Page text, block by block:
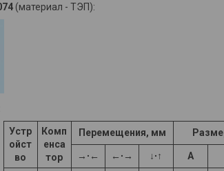
(материал - ТЭП):
Устр
ойст
во
Комп
енса
тор
Перемещения, мм
→∙← ←∙→ ↓∙↑ A